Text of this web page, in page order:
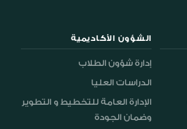
الشؤون الأكاديمية
إدارة شؤون الطلاب
الدراسات العليا
الإدارة العامة للتخطيط و التطوير
وضمان الجودة